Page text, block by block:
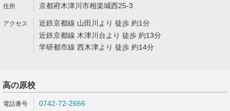
京都府木津川市相楽城西25-3
近鉄京都線 山田川より 徒歩 約1分
近鉄京都線 木津川台より 徒歩 約13分
学研都市線 西木津より 徒歩 約14分
高の原校
0742-72-2666